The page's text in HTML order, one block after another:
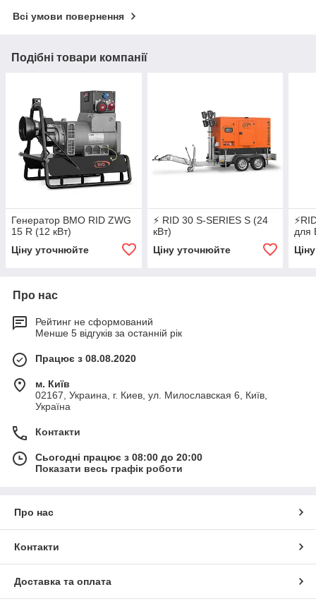
Всі умови повернення
Подібні товари компанії
Генератор ВМО RID ZWG
15 R (12 кВт)
Ціну уточнюйте
⚡ RID 30 S-SERIES S (24
кВт)
Ціну уточнюйте
для
Про нас
Рейтинг не сформований
Менше 5 відгуків за останній рік
Працює з 08.08.2020
м. Київ
02167, Украина, г. Киев, ул. Милославская 6, Київ,
Україна
Контакти
Сьогодні працює з 08:00 до 20:00
Показати весь графік роботи
Про нас
Контакти
Доставка та оплата